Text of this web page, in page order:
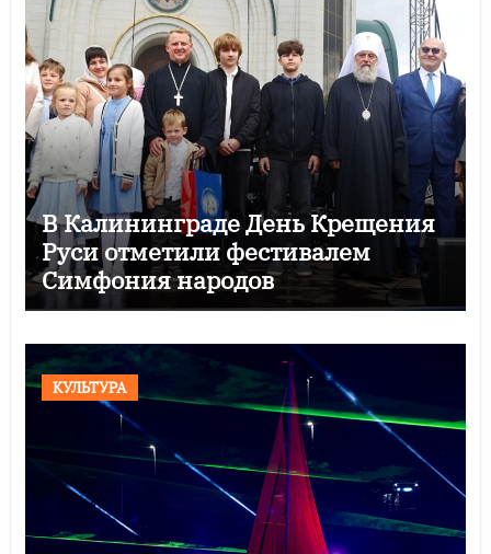
В Калининграде День Крещения
Руси отметили фестивалем
Симфония народов
КУЛЬТУРА